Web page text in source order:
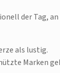
der Tag,
als lustig.
Marken